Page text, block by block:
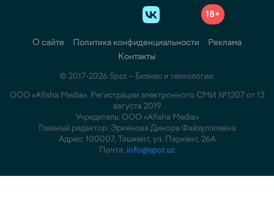
18+
О сайте Политика конфиденциальности
Реклама
Контакты
© 2017-2026 Spot – Бизнес и технологии.
ООО «Afisha Media». Регистрации электронного СМИ №1207 от 13
августа 2019
Учредитель: ООО «Afisha Media»
Главный редактор: Эркенова Динора Файзуллоевна
Адрес: 100007, Ташкент, ул. Паркент, 26А
Почта: info@spot.uz